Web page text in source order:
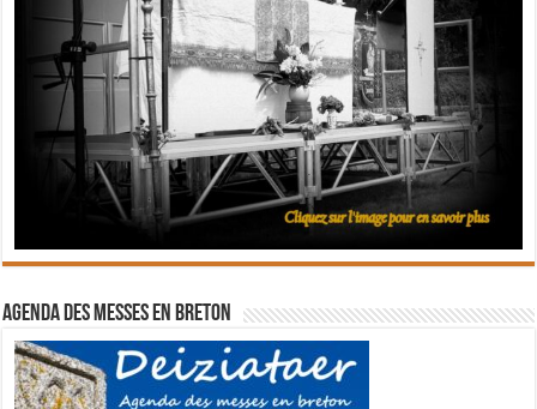
Agenda des messes en breton